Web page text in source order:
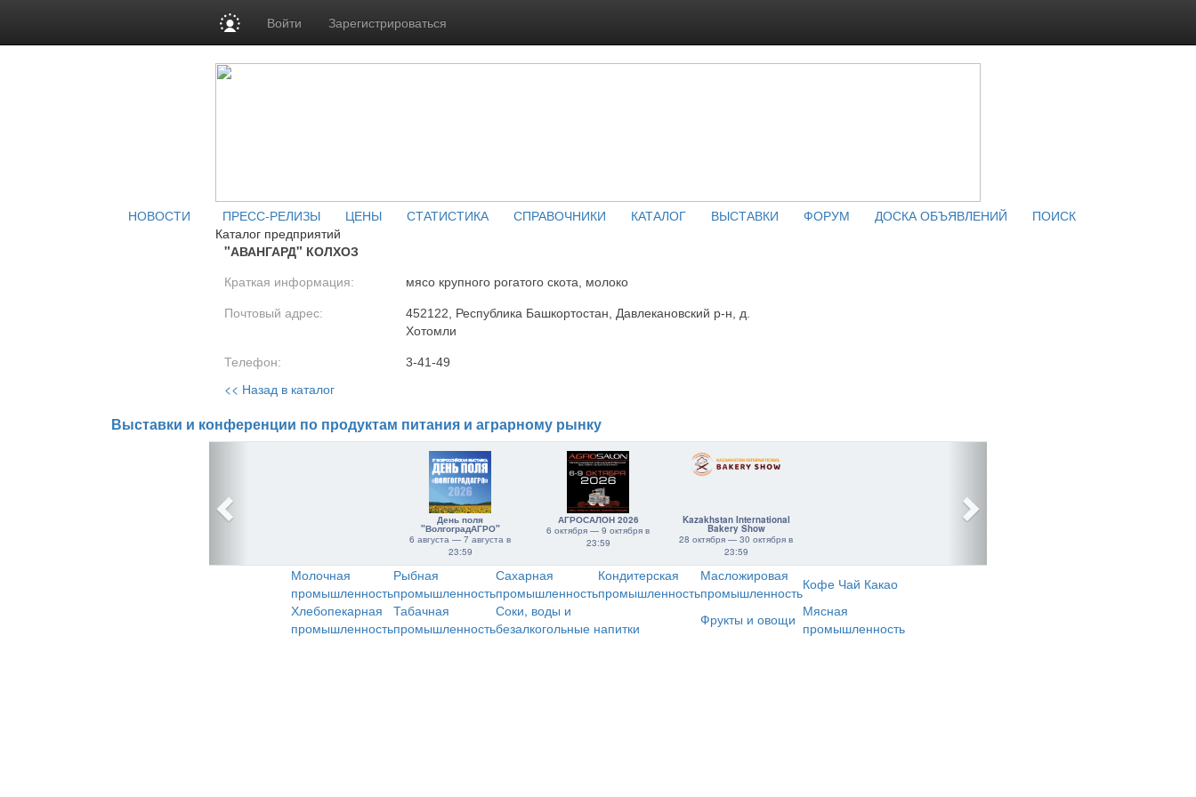
Войти Зарегистрироваться
НОВОСТИ ПРЕСС-РЕЛИЗЫ ЦЕНЫ СТАТИСТИКА СПРАВОЧНИКИ КАТАЛОГ ВЫСТАВКИ ФОРУМ ДОСКА ОБЪЯВЛЕНИЙ
ПОИСК
Каталог предприятий
"АВАНГАРД" КОЛХОЗ
Краткая информация: мясо крупного рогатого скота, молоко
Почтовый адрес:
452122, Республика Башкортостан, Давлекановский р-н, д.
Хотомли
Телефон: 3-41-49
<< Назад в каталог
Выставки и конференции по продуктам питания и аграрному рынку
День поля
"ВолгоградАГРО"
6 августа — 7 августа в
23:59
АГРОСАЛОН 2026
6 октября — 9 октября в
23:59
Kazakhstan International
Bakery Show
28 октября — 30 октября в
23:59
Молочная
промышленность
Рыбная
промышленность
Сахарная
промышленность
Кондитерская
промышленность
Масложировая
промышленностьКофе Чай Какао
Хлебопекарная
промышленность
Табачная
промышленность
Соки, воды и
безалкогольные напитки
Фрукты и овощи Мясная
промышленность